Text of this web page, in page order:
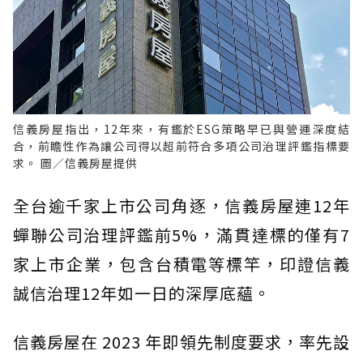
信義房屋指出，12年來，有鑑於ESG策略早已與營運深度結
合，前瞻性作為讓公司得以超前符合多項公司治理評鑑指標要
求。 圖／信義房屋提供
全台逾千家上市公司角逐，信義房屋連12年
蟬聯公司治理評鑑前5%，滿貫達標的僅有7
家上市企業，包含台積電等標竿，印證信義
誠信治理12年如一日的深厚底蘊。
信義房屋在 2023 年即領先制度要求，率先設